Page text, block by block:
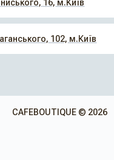
16, м.Київ
102, м.Київ
CAFEBOUTIQUE © 2026